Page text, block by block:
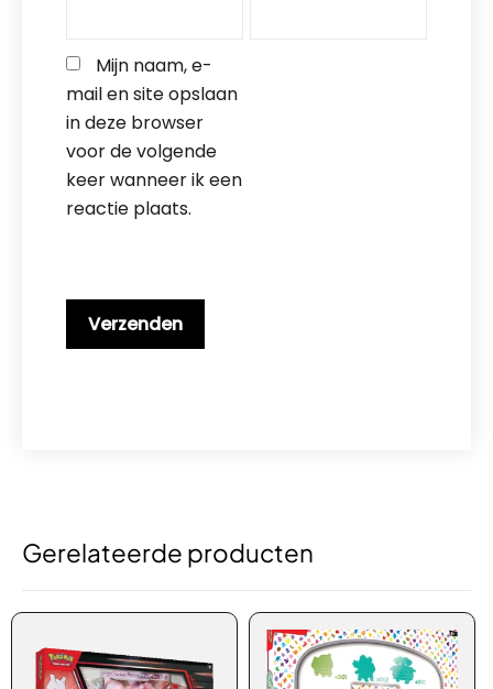
Mijn naam, e-
mail en site opslaan
in deze browser
voor de volgende
keer wanneer ik een
reactie plaats.
Gerelateerde producten